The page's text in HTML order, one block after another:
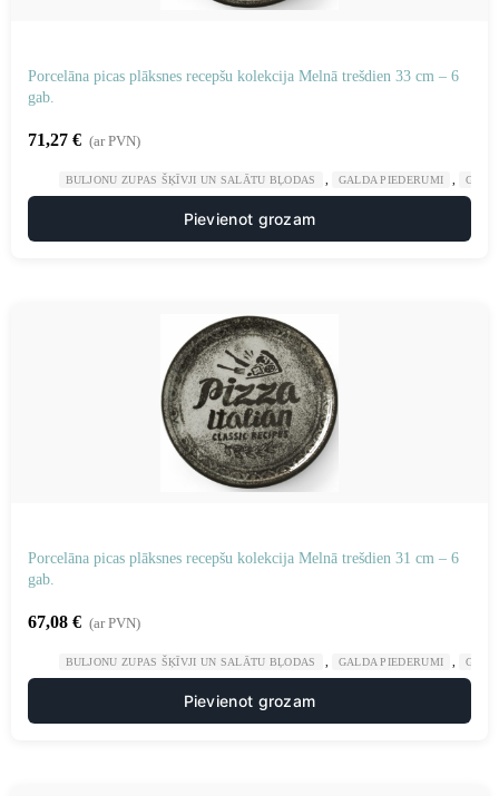
Porcelāna picas plāksnes recepšu kolekcija Melnā trešdien 33 cm – 6
gab.
71,27 € (ar PVN)
BULJONU ZUPAS ŠĶĪVJI UN SALĀTU BĻODAS GALDA PIEDERUMI
Pievienot grozam
Porcelāna picas plāksnes recepšu kolekcija Melnā trešdien 31 cm – 6
gab.
67,08 € (ar PVN)
BULJONU ZUPAS ŠĶĪVJI UN SALĀTU BĻODAS GALDA PIEDERUMI
Pievienot grozam